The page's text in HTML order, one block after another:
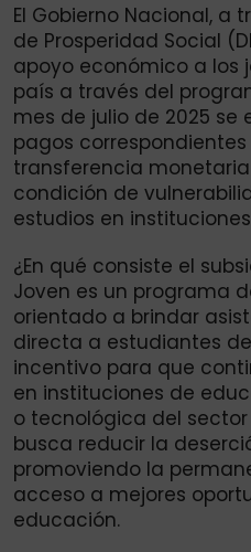
El Gobierno Nacional, a
de Prosperidad Social
apoyo económico a los
país a través del
mes de julio de 2025 se
pagos
transferencia
condición de
estudios en
¿En qué consiste el
Joven es un programa
orientado a brindar
directa a estudiantes
incentivo para que
en instituciones de
o tecnológica del sector
busca reducir la
promoviendo la
acceso a mejores
educación.